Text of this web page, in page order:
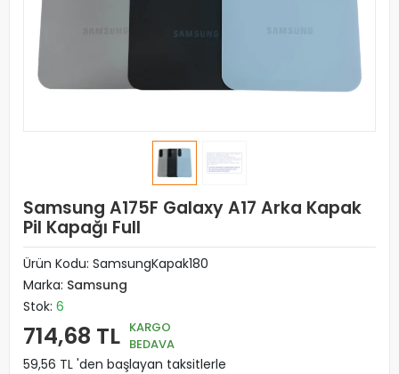
Samsung A175F Galaxy A17 Arka Kapak
Pil Kapağı Full
Ürün Kodu: SamsungKapak180
Marka: Samsung
Stok: 6
714,68 TL KARGO
BEDAVA
59,56 TL 'den başlayan taksitlerle